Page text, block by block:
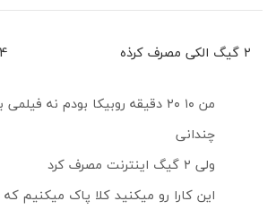
۲ گیگ الکی مصرف کرذه 28
من ۱۰ ۲۰ دقیقه روبیکا بودم نه
چندانی
ولی ۲ گیگ اینترنت مصرف کرد
این کارا رو میکنید کلا پاک میکنیم